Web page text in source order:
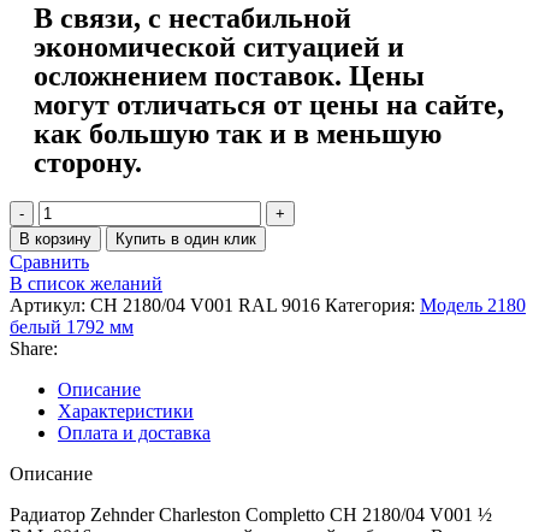
В связи, с нестабильной
экономической ситуацией и
осложнением поставок. Цены
могут отличаться от цены на сайте,
как большую так и в меньшую
сторону.
В корзину Купить в один клик
Сравнить
В список желаний
Артикул: CH 2180/04 V001 RAL 9016 Категория: Модель 2180
белый 1792 мм
Share:
Описание
Характеристики
Оплата и доставка
Описание
Радиатор Zehnder Charleston Completto CH 2180/04 V001 ½